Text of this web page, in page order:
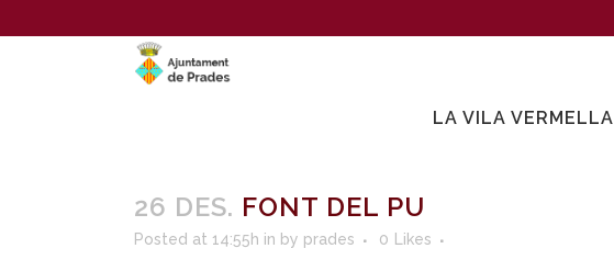
LA VILA VERMELLA
26 DES. FONT DEL PU
Posted at 14:55h in by prades 0 Likes